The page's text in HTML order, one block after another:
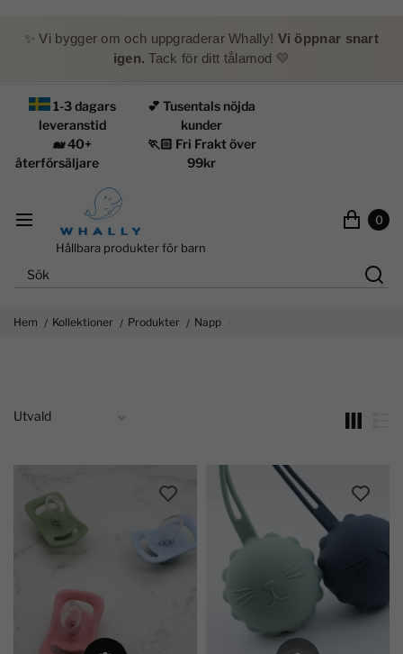
✨ Vi bygger om och uppgraderar Whally! Vi öppnar snart
igen. Tack för ditt tålamod 💛
1-3 dagars
leveranstid
🐋 40+
återförsäljare
💕 Tusentals nöjda
kunder
🏃🏻 Fri Frakt över
99kr
Hållbara produkter för barn
0
Hem Kollektioner Produkter Napp